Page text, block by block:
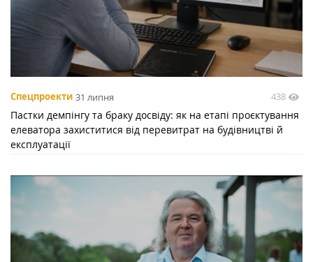
Спецпроекти 31 липня 438
Пастки демпінгу та браку досвіду: як на етапі проєктування
елеватора захиститися від перевитрат на будівництві й
експлуатації